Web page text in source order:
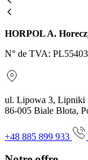
HORPOL A.
N° de TVA:
ul. Lipowa 3, Lipniki
86-005 Biale Blota,
+48 885 899 933